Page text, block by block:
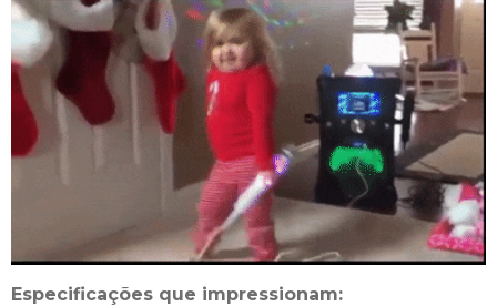
Especificações que impressionam: